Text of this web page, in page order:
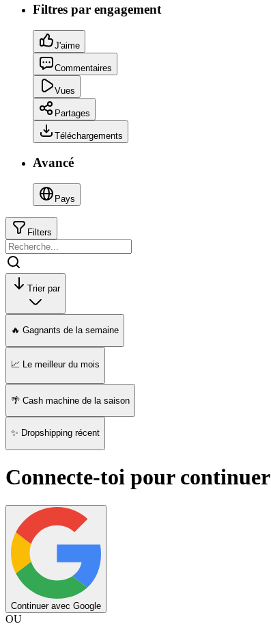
Filtres par engagement
J'aime
Commentaires
Vues
Partages
Téléchargements
Avancé
Pays
Filters
Trier par
🔥 Gagnants de la semaine
📈 Le meilleur du mois
🌴 Cash machine de la saison
✨ Dropshipping récent
Connecte-toi pour continuer
Continuer avec Google
OU